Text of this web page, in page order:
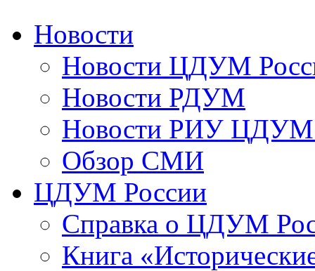
Новости
Новости ЦДУМ
Новости РДУМ
Новости РИУ ЦДУМ
Обзор СМИ
ЦДУМ России
Справка о ЦДУМ
Книга